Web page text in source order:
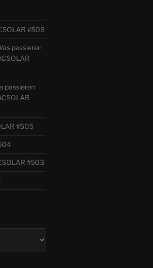
#508
passieren
passieren
#505
#503